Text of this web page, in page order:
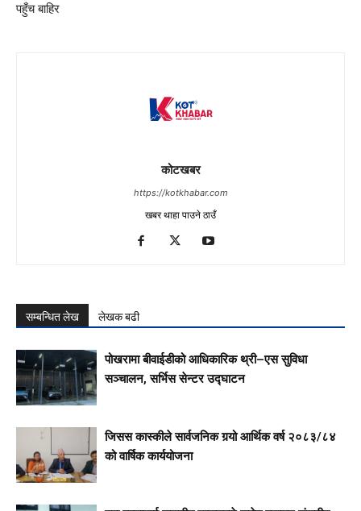
पहुँच बाहिर
कोटखबर
https://kotkhabar.com
खबर थाहा पाउने ठाउँ
सम्बन्धित लेख लेखक बढी
पोखरामा बीवाईडीको आधिकारिक थ्री–एस सुविधा
सञ्चालन, सर्भिस सेन्टर उद्घाटन
जिसस कास्कीले सार्वजनिक गर्‍यो आर्थिक वर्ष २०८३/८४
को वार्षिक कार्ययोजना